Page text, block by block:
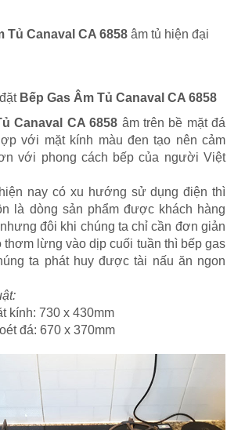
Tủ Canaval CA 6858 âm tủ hiện đại
Bếp Gas Âm Tủ Canaval CA 6858
Canaval CA 6858 âm trên bề mặt đá
với mặt kính màu đen tạo nên cảm
với phong cách bếp của người Việt
nay có xu hướng sử dụng điện thì
là dòng sản phẩm được khách hàng
đôi khi chúng ta chỉ cần đơn giản
thơm lừng vào dịp cuối tuần thì bếp gas
ta phát huy được tài nấu ăn ngon
kính: 730 x 430mm
đá: 670 x 370mm